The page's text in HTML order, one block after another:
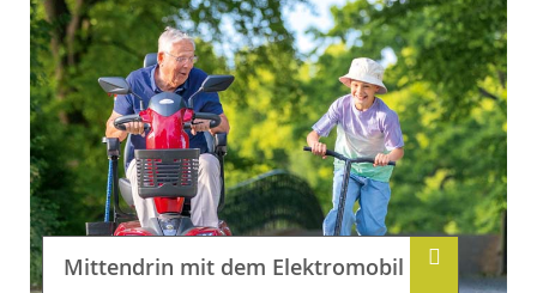
Mittendrin mit dem Elektromobil